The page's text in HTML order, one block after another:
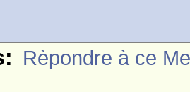
Rèpondre à ce